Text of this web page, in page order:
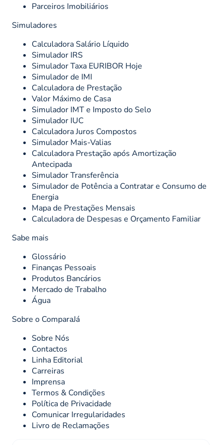
Parceiros Imobiliários
Simuladores
Calculadora Salário Líquido
Simulador IRS
Simulador Taxa EURIBOR Hoje
Simulador de IMI
Calculadora de Prestação
Valor Máximo de Casa
Simulador IMT e Imposto do Selo
Simulador IUC
Calculadora Juros Compostos
Simulador Mais-Valias
Calculadora Prestação após Amortização
Antecipada
Simulador Transferência
Simulador de Potência a Contratar e Consumo de
Energia
Mapa de Prestações Mensais
Calculadora de Despesas e Orçamento Familiar
Sabe mais
Glossário
Finanças Pessoais
Produtos Bancários
Mercado de Trabalho
Água
Sobre o ComparaJá
Sobre Nós
Contactos
Linha Editorial
Carreiras
Imprensa
Termos & Condições
Política de Privacidade
Comunicar Irregularidades
Livro de Reclamações